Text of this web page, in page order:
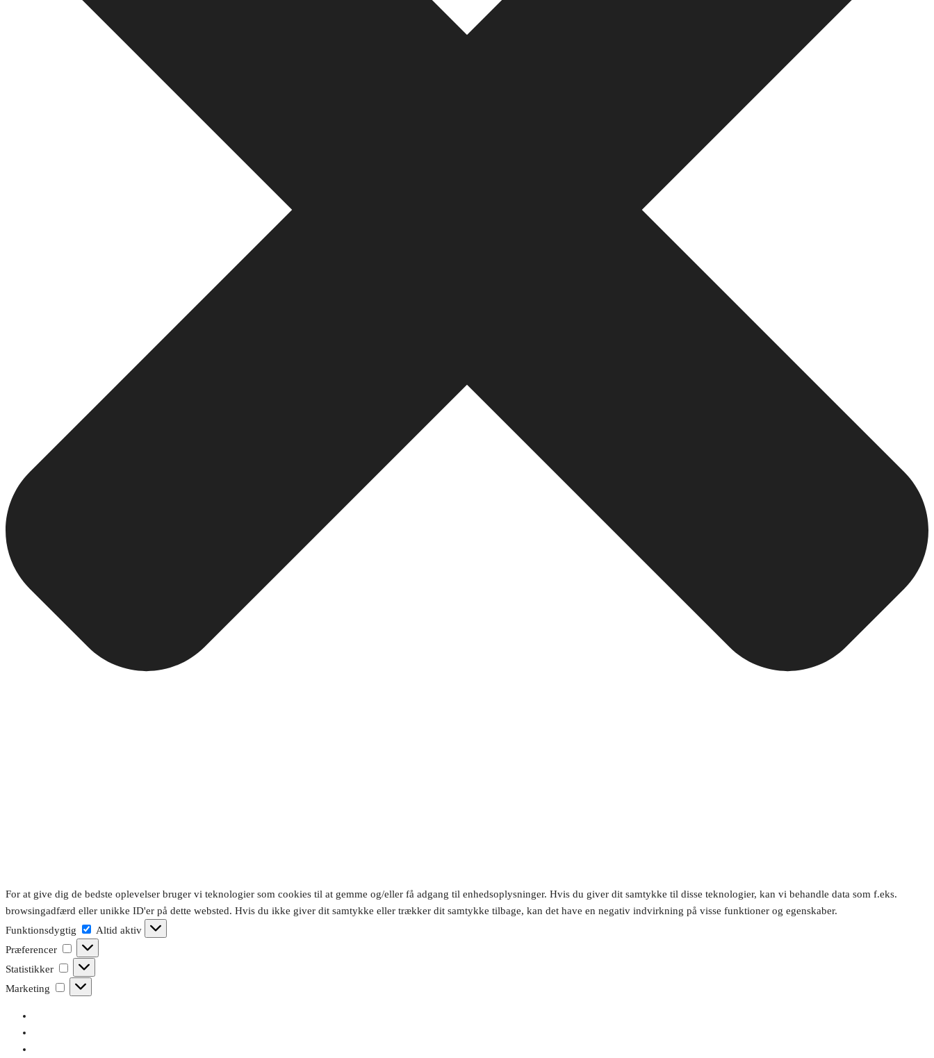
For at give dig de bedste oplevelser bruger vi teknologier som cookies til at gemme og/eller få adgang til enhedsoplysninger. Hvis du giver dit samtykke til disse teknologier, kan vi behandle data som f.eks.
browsingadfærd eller unikke ID'er på dette websted. Hvis du ikke giver dit samtykke eller trækker dit samtykke tilbage, kan det have en negativ indvirkning på visse funktioner og egenskaber.
Funktionsdygtig
Funktionsdygtig
Altid aktiv
Præferencer
Præferencer
Statistikker Statistikker
Marketing Marketing